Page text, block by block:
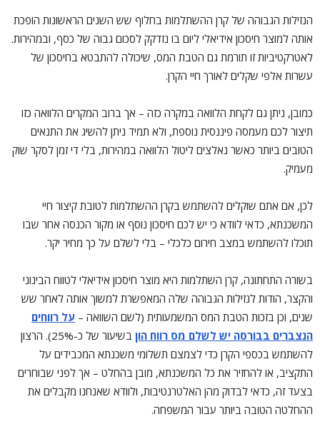
הנזילות הגבוהה של קרן ההשתלמות בחלוף שש השנים הראשונות הופכת
אותה למוצר חיסכון אידיאלי ליום בו נזדקק לסכום גבוה של כסף, ובמהירות.
לאטרקטיביות זו תורמת גם הטבת המס, שיכולה להתבטא בחיסכון של
עשרות אלפי שקלים לאורך חיי הקרן.
כמובן, ניתן גם לקחת הלוואה במקרה כזה – אך ברוב המקרים הלוואה כזו
תיצור לכם מעמסה פיננסית נוספת, ולא תמיד ניתן להשיג את התנאים
הטובים ביותר כאשר נאלצים ליטול הלוואה במהירות, בלי די זמן לסקר שוק
מעמיק.
לכן, אם אתם שוקלים להשתמש בקרן ההשתלמות לטובת קיצור חיי
המשכנתא, כדאי לוודא כי יש לכם חיסכון נוסף או מקור הכנסה אחר שבו
תוכלו להשתמש במצב חירום כלכלי – בלי לשלם על כך מחיר יקר.
בשורה התחתונה, קרן השתלמות היא מוצר חיסכון אידיאלי לטווח הבינוני
והקצר, הודות לנזילות הגבוהה שלה המאפשרת למשוך אותה לאחר שש
שנים, וכן בזכות הטבת המס המשמעותית (לשם השוואה – על רווחים
הנצברים בבורסה יש לשלם מס רווח הון
בשיעור של כ-25%). הרצון
להשתמש בכספי הקרן כדי לצמצם תשלומי משכנתא המכבידים על
התקציב, או להחזיר את כל המשכנתא, מובן בהחלט – אך לפני שבוחרים
בצעד זה, כדאי לבדוק מהן האלטרנטיבות, ולוודא שאנחנו מקבלים את
ההחלטה הטובה ביותר עבור המשפחה.